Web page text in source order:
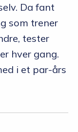
Da fant
som trener
tester
hver gang.
i et par-års